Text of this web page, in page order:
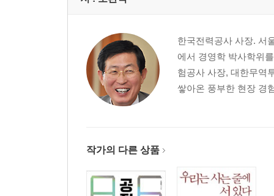
에필로그_ 이 무서운 숙명적 동시성
한국전력공사 사장. 서
에서 경영학 박사학위
험공사 사장, 대한무역
쌓아온 풍부한 현장 경
작가의 다른 상품